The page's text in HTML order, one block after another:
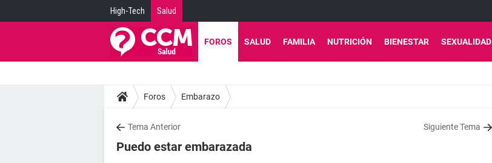
High-Tech Salud
FOROS SALUD FAMILIA NUTRICIÓN BIENESTAR SEXUALIDAD
Foros Embarazo
Tema Anterior Siguiente Tema
Puedo estar embarazada